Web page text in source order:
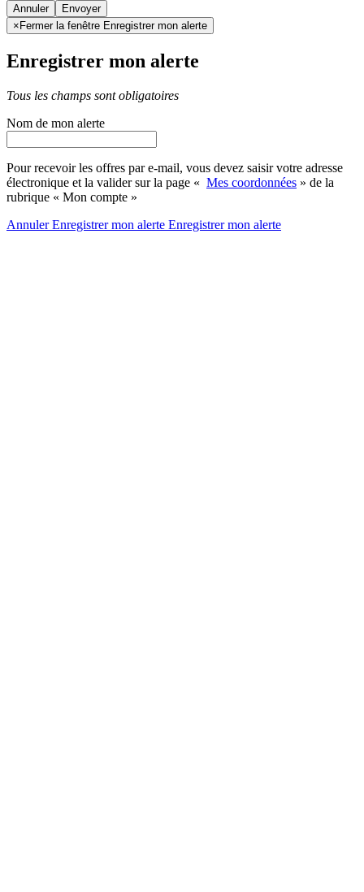
Annuler
× Fermer la fenêtre Enregistrer mon alerte
Enregistrer mon alerte
Tous les champs sont obligatoires
Nom de mon alerte
Pour recevoir les offres par e-mail, vous devez saisir votre adresse
électronique et la valider sur la page « Mes coordonnées » de la
rubrique « Mon compte »
AnnulerEnregistrer mon alerte Enregistrermon alerte